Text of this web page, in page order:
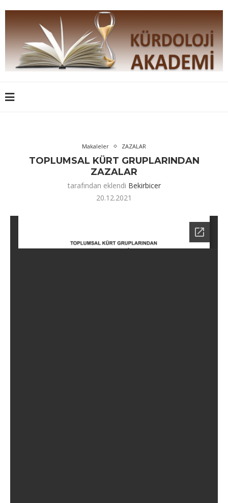
Makaleler ZAZALAR
TOPLUMSAL KÜRT GRUPLARINDAN
ZAZALAR
tarafından eklendi Bekirbicer
20.12.2021